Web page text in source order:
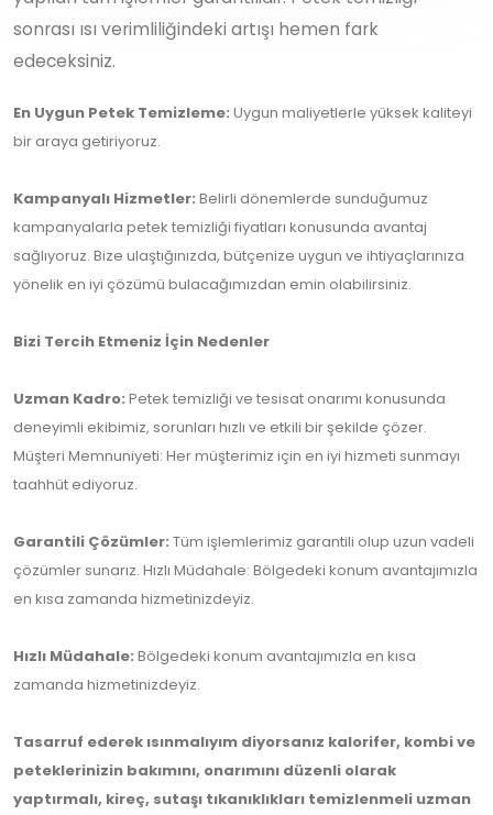
sonrası ısı verimliliğindeki artışı hemen fark
edeceksiniz.
En Uygun Petek Temizleme: Uygun maliyetlerle yüksek kaliteyi
bir araya getiriyoruz.
Kampanyalı Hizmetler: Belirli dönemlerde sunduğumuz
kampanyalarla petek temizliği fiyatları konusunda avantaj
sağlıyoruz. Bize ulaştığınızda, bütçenize uygun ve ihtiyaçlarınıza
yönelik en iyi çözümü bulacağımızdan emin olabilirsiniz.
Bizi Tercih Etmeniz İçin Nedenler
Uzman Kadro: Petek temizliği ve tesisat onarımı konusunda
deneyimli ekibimiz, sorunları hızlı ve etkili bir şekilde çözer.
Müşteri Memnuniyeti: Her müşterimiz için en iyi hizmeti sunmayı
taahhüt ediyoruz.
Garantili Çözümler: Tüm işlemlerimiz garantili olup uzun vadeli
çözümler sunarız. Hızlı Müdahale: Bölgedeki konum avantajımızla
en kısa zamanda hizmetinizdeyiz.
Hızlı Müdahale: Bölgedeki konum avantajımızla en kısa
zamanda hizmetinizdeyiz.
Tasarruf ederek ısınmalıyım diyorsanız kalorifer, kombi ve
peteklerinizin bakımını, onarımını düzenli olarak
yaptırmalı, kireç, sutaşı tıkanıklıkları temizlenmeli uzman